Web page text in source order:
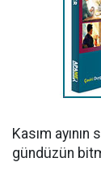
Kasım
gündüzün